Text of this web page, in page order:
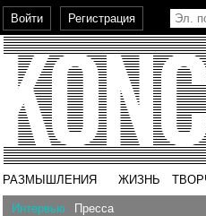
РАЗМЫШЛЕНИЯ ЖИЗНЬ
Интервью Пресса